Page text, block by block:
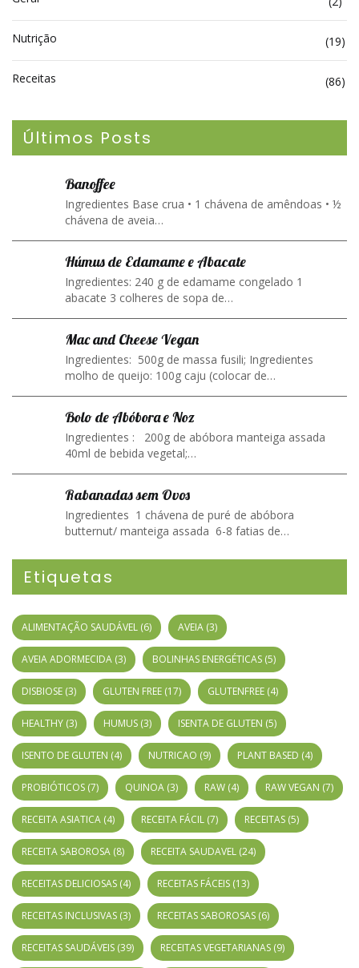
Nutrição (19)
Receitas (86)
Últimos Posts
Banoffee
Ingredientes Base crua • 1 chávena de amêndoas • ½
chávena de aveia…
Húmus de Edamame e Abacate
Ingredientes: 240 g de edamame congelado 1
abacate 3 colheres de sopa de…
Mac and Cheese Vegan
Ingredientes: 500g de massa fusili; Ingredientes
molho de queijo: 100g caju (colocar de…
Bolo de Abóbora e Noz
Ingredientes : 200g de abóbora manteiga assada
40ml de bebida vegetal;…
Rabanadas sem Ovos
Ingredientes 1 chávena de puré de abóbora
butternut/ manteiga assada 6-8 fatias de…
Etiquetas
ALIMENTAÇÃO SAUDÁVEL (6) AVEIA (3)
AVEIA ADORMECIDA (3) BOLINHAS ENERGÉTICAS (5)
DISBIOSE (3) GLUTEN FREE (17) GLUTENFREE (4)
HEALTHY (3) HUMUS (3) ISENTA DE GLUTEN (5)
ISENTO DE GLUTEN (4) NUTRICAO (9) PLANT BASED (4)
PROBIÓTICOS (7) QUINOA (3) RAW (4) RAW VEGAN (7)
RECEITA ASIATICA (4) RECEITA FÁCIL (7) RECEITAS (5)
RECEITA SABOROSA (8) RECEITA SAUDAVEL (24)
RECEITAS DELICIOSAS (4) RECEITAS FÁCEIS (13)
RECEITAS INCLUSIVAS (3) RECEITAS SABOROSAS (6)
RECEITAS SAUDÁVEIS (39) RECEITAS VEGETARIANAS (9)